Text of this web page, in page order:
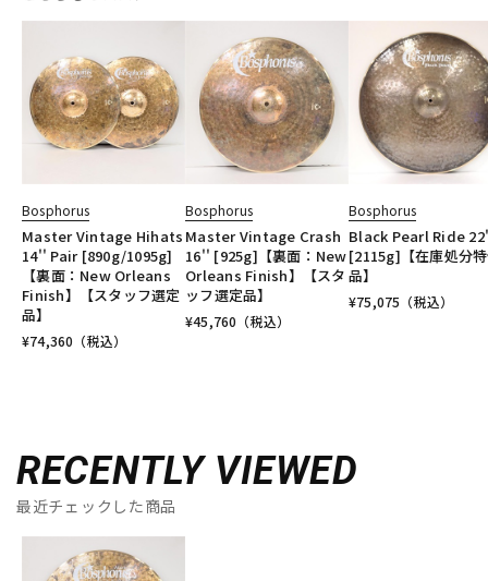
Bosphorus
Master Vintage Hihats
14'' Pair [890g/1095g]
【裏面：New Orleans
Finish】【スタッフ選定
品】
¥74,360 （税込）
Bosphorus
Master Vintage Crash
16'' [925g]【裏面：New
Orleans Finish】【スタ
ッフ選定品】
¥45,760 （税込）
Bosphorus
Black Pearl Ride
[2115g]【在庫処分
品】
¥75,075 （税込）
RECENTLY VIEWED
最近チェックした商品